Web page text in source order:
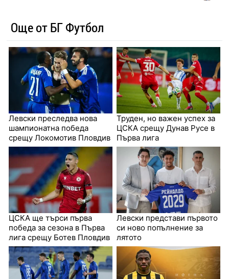
Още от БГ Футбол
Левски преследва нова
шампионатна победа
срещу Локомотив Пловдив
Труден, но важен успех за
ЦСКА срещу Дунав Русе в
Първа лига
ЦСКА ще търси първа
победа за сезона в Първа
лига срещу Ботев Пловдив
Левски представи първото
си ново попълнение за
лятото